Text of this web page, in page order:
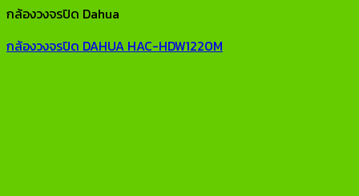
กล้องวงจรปิด Dahua
กล้องวงจรปิด DAHUA HAC-HDW1220M